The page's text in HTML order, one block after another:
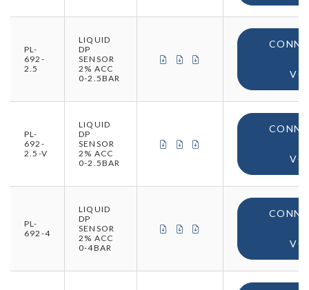
PL-
692-
2.5
LIQUID
DP
SENSOR
2% ACC
0-2.5BAR
CERTIFICAT DE CONFORMITÉ
CERTIFICAT DE
PL-
692-
2.5-V
LIQUID
DP
SENSOR
2% ACC
0-2.5BAR
CERTIFICAT DE CONFORMITÉ
CERTIFICAT DE
PL-
692-4
LIQUID
DP
SENSOR
2% ACC
0-4BAR
CERTIFICAT DE CONFORMITÉ
CERTIFICAT DE